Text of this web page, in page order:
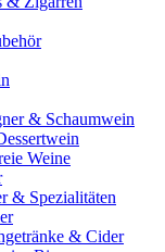
& Schaumwein
Weine
& Spezialitäten
& Cider